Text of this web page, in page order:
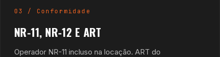
03 / Conformidade
NR-11, NR-12 E ART
Operador NR-11 incluso na locação. ART do